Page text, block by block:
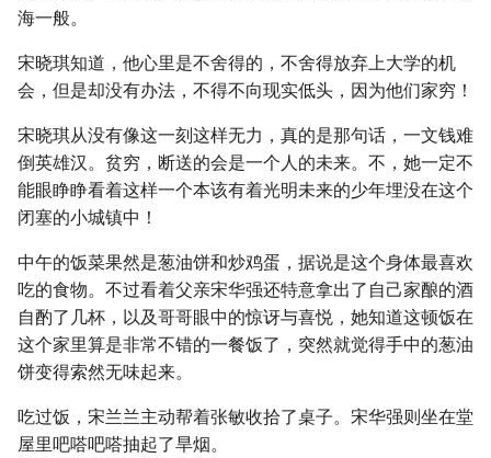
海一般。
宋晓琪知道，他心里是不舍得的，不舍得放弃上大学的机
会，但是却没有办法，不得不向现实低头，因为他们家穷！
宋晓琪从没有像这一刻这样无力，真的是那句话，一文钱难
倒英雄汉。贫穷，断送的会是一个人的未来。不，她一定不
能眼睁睁看着这样一个本该有着光明未来的少年埋没在这个
闭塞的小城镇中！
中午的饭菜果然是葱油饼和炒鸡蛋，据说是这个身体最喜欢
吃的食物。不过看着父亲宋华强还特意拿出了自己家酿的酒
自酌了几杯，以及哥哥眼中的惊讶与喜悦，她知道这顿饭在
这个家里算是非常不错的一餐饭了，突然就觉得手中的葱油
饼变得索然无味起来。
吃过饭，宋兰兰主动帮着张敏收拾了桌子。宋华强则坐在堂
屋里吧嗒吧嗒抽起了旱烟。